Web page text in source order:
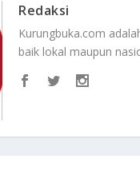
Redaksi
Kurungbuka.com
baik lokal maupun